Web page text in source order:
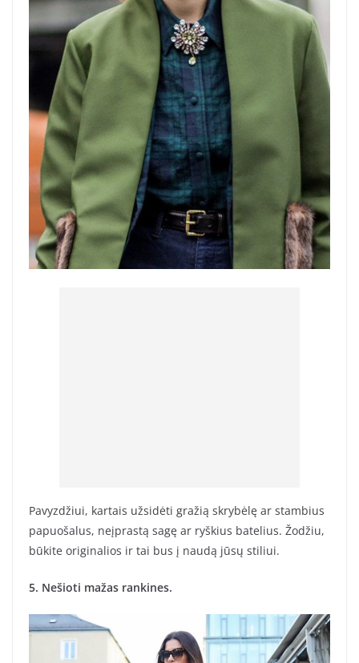
Pavyzdžiui, kartais užsidėti gražią skrybėlę ar stambius
papuošalus, neįprastą sagę ar ryškius batelius. Žodžiu,
būkite originalios ir tai bus į naudą jūsų stiliui.
5. Nešioti mažas rankines.